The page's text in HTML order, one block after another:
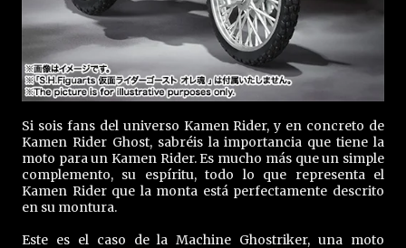
Si sois fans del universo Kamen Rider, y en concreto de
Kamen Rider Ghost, sabréis la importancia que tiene la
moto para un Kamen Rider. Es mucho más que un simple
complemento, su espíritu, todo lo que representa el
Kamen Rider que la monta está perfectamente descrito
en su montura.
Este es el caso de la Machine Ghostriker, una moto